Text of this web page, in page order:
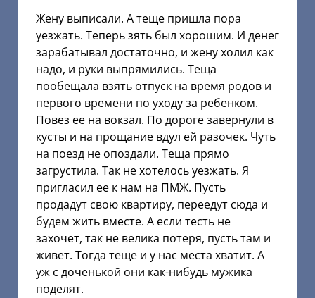
Жену выписали. А теще пришла пора
уезжать. Теперь зять был хорошим. И денег
зарабатывал достаточно, и жену холил как
надо, и руки выпрямились. Теща
пообещала взять отпуск на время родов и
первого времени по уходу за ребенком.
Повез ее на вокзал. По дороге завернули в
кусты и на прощание вдул ей разочек. Чуть
на поезд не опоздали. Теща прямо
загрустила. Так не хотелось уезжать. Я
пригласил ее к нам на ПМЖ. Пусть
продадут свою квартиру, переедут сюда и
будем жить вместе. А если тесть не
захочет, так не велика потеря, пусть там и
живет. Тогда теще и у нас места хватит. А
уж с доченькой они как-нибудь мужика
поделят.